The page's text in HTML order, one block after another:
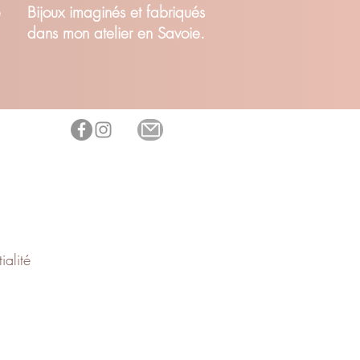
Bijoux imaginés et fabriqués
dans mon atelier en Savoie.